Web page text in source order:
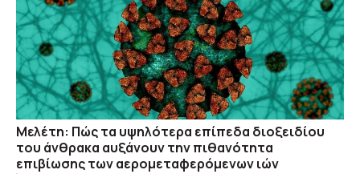
Μελέτη: Πώς τα υψηλότερα επίπεδα διοξειδίου
του άνθρακα αυξάνουν την πιθανότητα
επιβίωσης των αερομεταφερόμενων ιών